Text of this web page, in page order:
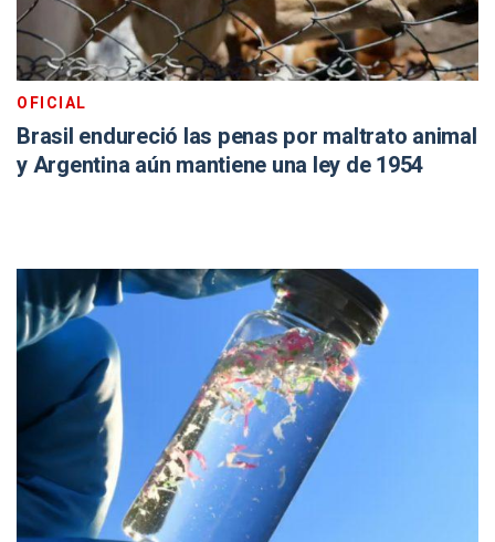
OFICIAL
Brasil endureció las penas por maltrato animal
y Argentina aún mantiene una ley de 1954